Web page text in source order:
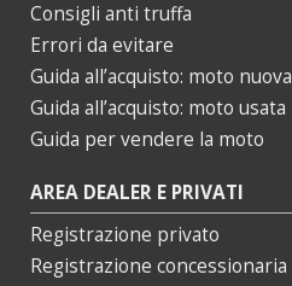
Consigli anti truffa
Errori da evitare
Guida all’acquisto: moto nuova
Guida all’acquisto: moto usata
Guida per vendere la moto
AREA DEALER E PRIVATI
Registrazione privato
Registrazione concessionaria